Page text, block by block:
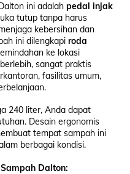
ini adalahpedal injak
tutup tanpa harus
kebersihan dan
ini dilengkapiroda
ke lokasi
sangat praktis
fasilitas umum,
240 liter, Anda dapat
Desain ergonomis
tempat sampah ini
berbagai kondisi.
Dalton: